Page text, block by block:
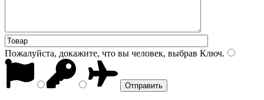
Пожалуйста, докажите, что вы человек, выбрав Ключ.